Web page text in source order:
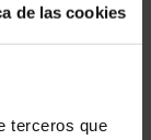
de las cookies
terceros que